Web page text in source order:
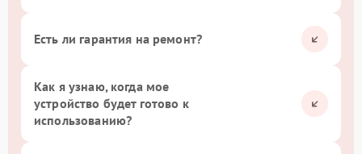
Есть ли гарантия на ремонт?
Как я узнаю, когда мое
устройство будет готово к
использованию?